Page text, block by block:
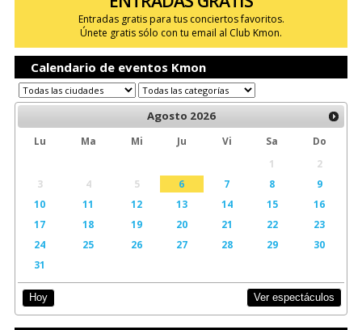
Entradas gratis para tus conciertos favoritos.
Únete gratis sólo con tu email al Club Kmon.
Calendario de eventos Kmon
Agosto 2026
Lu Ma Mi Ju Vi Sa
Do
1
2
3
4 5 6 7 8
9
10
11 12 13 14 15
16
17
18 19 20 21 22
23
24
25 26 27 28 29
30
31
Hoy Ver espectáculos